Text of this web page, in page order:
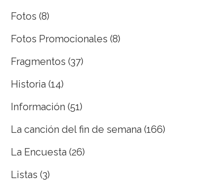
Fotos (8)
Fotos Promocionales (8)
Fragmentos (37)
Historia (14)
Información (51)
La canción del fin de semana (166)
La Encuesta (26)
Listas (3)